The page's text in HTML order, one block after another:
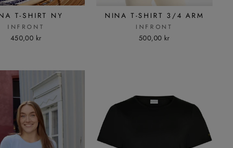
T-SHIRT NY
INFRONT
450,00 kr
NINA T-SHIRT 3/4 ARM
INFRONT
500,00 kr